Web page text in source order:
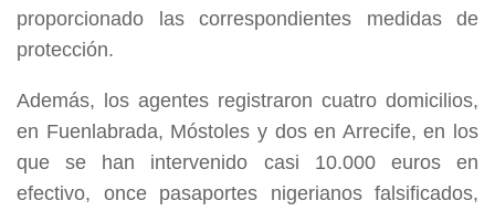
proporcionado las correspondientes medidas de
protección.
Además, los agentes registraron cuatro domicilios,
en Fuenlabrada, Móstoles y dos en Arrecife, en los
que se han intervenido casi 10.000 euros en
efectivo, once pasaportes nigerianos falsificados,